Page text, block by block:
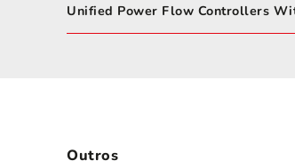
Unified Power Flow Controllers
Outros